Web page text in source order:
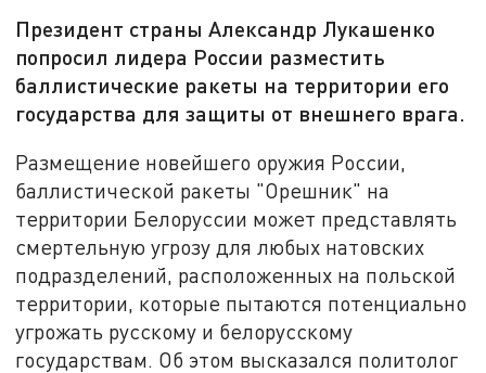
Президент страны Александр Лукашенко
попросил лидера России разместить
баллистические ракеты на территории его
государства для защиты от внешнего врага.
Размещение новейшего оружия России,
баллистической ракеты "Орешник" на
территории Белоруссии может представлять
смертельную угрозу для любых натовских
подразделений, расположенных на польской
территории, которые пытаются потенциально
угрожать русскому и белорусскому
государствам. Об этом высказался политолог